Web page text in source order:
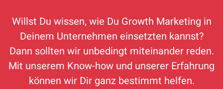
Willst Du wissen, wie Du Growth Marketing in
Deinem Unternehmen einsetzten kannst?
Dann sollten wir unbedingt miteinander reden.
Mit unserem Know-how und unserer Erfahrung
können wir Dir ganz bestimmt helfen.